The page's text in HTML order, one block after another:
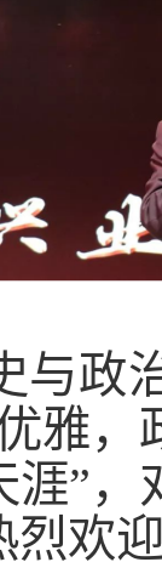
与政
雅
涯”
烈欢